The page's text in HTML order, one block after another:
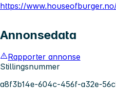
https://
Annonsedata
Rapporter annonse
Stillingsnummer
a8f3b14e-604c-456f-a32e-